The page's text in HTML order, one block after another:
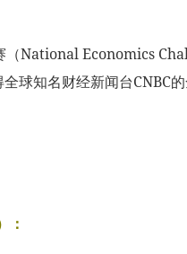
（National Economics
全球知名财经新闻台CNBC
：